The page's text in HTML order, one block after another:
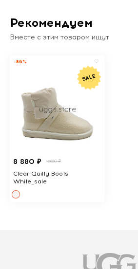
Рекомендуем
Вместе с этим товаром ищут
-36%
8 880 ₽ 13690 ₽
Clear Quilty Boots
White_sale